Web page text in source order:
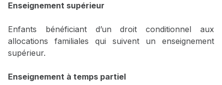
Enseignement supérieur
Enfants bénéficiant d’un droit conditionnel aux
allocations familiales qui suivent un enseignement
supérieur.
Enseignement à temps partiel